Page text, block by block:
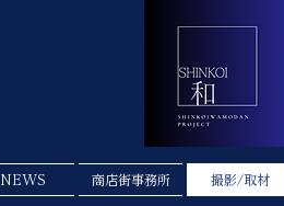
NEWS 商店街事務所 撮影/取材